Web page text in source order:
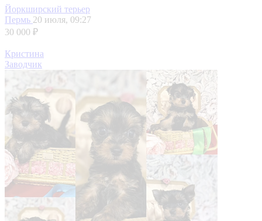
Йоркширский терьер
Пермь 20 июля, 09:27
30 000 ₽
Кристина
Заводчик